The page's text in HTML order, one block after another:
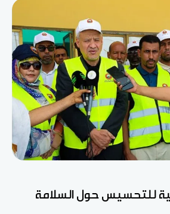
للتحسيس حول السلامة